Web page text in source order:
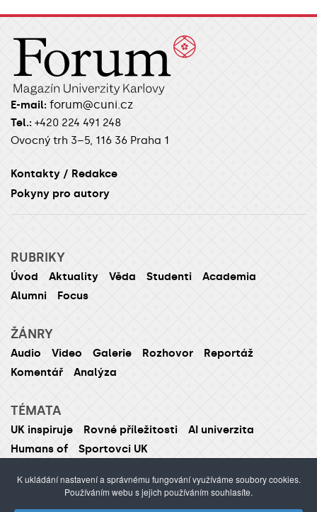
E-mail: forum@cuni.cz
Tel.: +420 224 491 248
Ovocný trh 3–5, 116 36 Praha 1
Kontakty / Redakce
Pokyny pro autory
RUBRIKY
Úvod Aktuality Věda Studenti
Academia
Alumni
Focus
ŽÁNRY
Audio Video Galerie Rozhovor
Reportáž
Komentář
Analýza
TÉMATA
UK inspiruje Rovné příležitosti
AI univerzita
Humans of
Sportovci UK
K ukládání nastavení a správnému fungování využíváme soubory cookies.
Používáním webu s jejich používáním souhlasíte.